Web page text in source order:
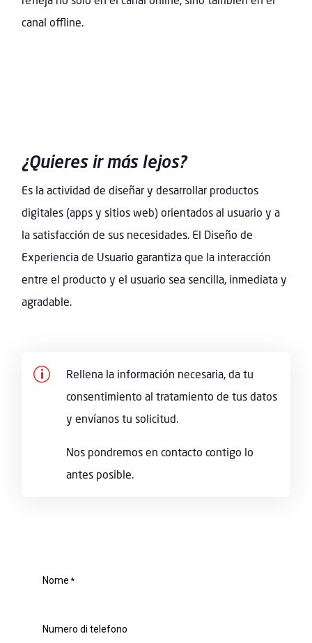
canal offline.
¿Quieres ir más lejos?
Es la actividad de diseñar y desarrollar productos
digitales (apps y sitios web) orientados al usuario y a
la satisfacción de sus necesidades. El Diseño de
Experiencia de Usuario garantiza que la interacción
entre el producto y el usuario sea sencilla, inmediata y
agradable.
p
Rellena la información necesaria, da tu
consentimiento al tratamiento de tus datos
y envíanos tu solicitud.
Nos pondremos en contacto contigo lo
antes posible.